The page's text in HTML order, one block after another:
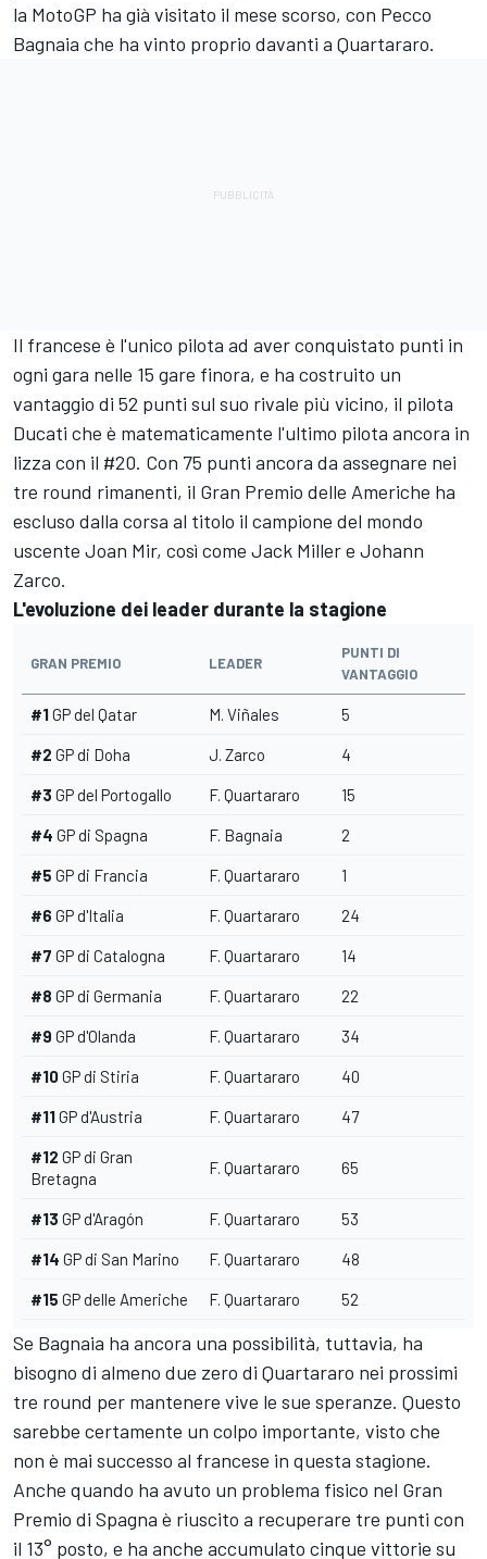
la MotoGP ha già visitato il mese scorso, con Pecco
Bagnaia che ha vinto proprio davanti a Quartararo.
Il francese è l'unico pilota ad aver conquistato punti in
ogni gara nelle 15 gare finora, e ha costruito un
vantaggio di 52 punti sul suo rivale più vicino, il pilota
Ducati che è matematicamente l'ultimo pilota ancora in
lizza con il #20. Con 75 punti ancora da assegnare nei
tre round rimanenti, il Gran Premio delle Americhe ha
escluso dalla corsa al titolo il campione del mondo
uscente Joan Mir, così come Jack Miller e Johann
Zarco.
L'evoluzione dei leader durante la stagione
GRAN PREMIO LEADER
PUNTI DI
VANTAGGIO
#1GP del Qatar M. Viñales 5
#2 GP di Doha J. Zarco 4
#3 GP del Portogallo F. Quartararo 15
#4 GP di Spagna F. Bagnaia 2
#5 GP di Francia F. Quartararo 1
#6 GP d'Italia F. Quartararo 24
#7 GP di Catalogna F. Quartararo 14
#8 GP di Germania F. Quartararo 22
#9 GP d'Olanda F. Quartararo 34
#10GP di Stiria F. Quartararo 40
#11GP d'Austria F. Quartararo 47
#12 GP di Gran
Bretagna
F. Quartararo 65
#13 GP d'Aragón F. Quartararo 53
#14 GP di San Marino F. Quartararo 48
#15 GP delle Americhe F. Quartararo 52
Se Bagnaia ha ancora una possibilità, tuttavia, ha
bisogno di almeno due zero di Quartararo nei prossimi
tre round per mantenere vive le sue speranze. Questo
sarebbe certamente un colpo importante, visto che
non è mai successo al francese in questa stagione.
Anche quando ha avuto un problema fisico nel Gran
Premio di Spagna è riuscito a recuperare tre punti con
il 13° posto, e ha anche accumulato cinque vittorie su